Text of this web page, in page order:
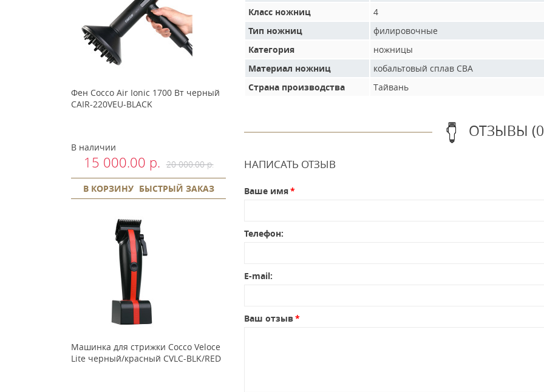
Фен Cocco Air Ionic 1700 Вт черный
CAIR-220VEU-BLACK
В наличии
15 000.00 р. 20 000.00 р.
В КОРЗИНУ БЫСТРЫЙ ЗАКАЗ
Машинка для стрижки Cocco Veloce
Lite черный/красный CVLC-BLK/RED
Класс ножниц
4
Тип ножниц
филировочные
Категория
ножницы
Материал ножниц
кобальтовый сплав CBA
Страна производства
Тайвань
ОТЗЫВЫ
НАПИСАТЬ ОТЗЫВ
Ваше имя
Телефон:
E-mail:
Ваш отзыв